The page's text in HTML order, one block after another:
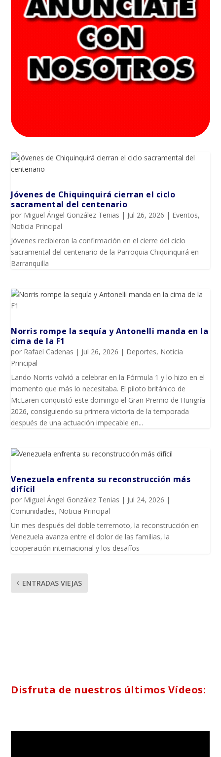
Jóvenes de Chiquinquirá cierran el ciclo
sacramental del centenario
por Miguel Ángel González Tenias | Jul 26, 2026 | Eventos,
Noticia Principal
Jóvenes recibieron la confirmación en el cierre del ciclo
sacramental del centenario de la Parroquia Chiquinquirá en
Barranquilla
Norris rompe la sequía y Antonelli manda en la
cima de la F1
por Rafael Cadenas | Jul 26, 2026 | Deportes, Noticia
Principal
Lando Norris volvió a celebrar en la Fórmula 1 y lo hizo en el
momento que más lo necesitaba. El piloto británico de
McLaren conquistó este domingo el Gran Premio de Hungría
2026, consiguiendo su primera victoria de la temporada
después de una actuación impecable en...
Venezuela enfrenta su reconstrucción más
difícil
por Miguel Ángel González Tenias | Jul 24, 2026 |
Comunidades, Noticia Principal
Un mes después del doble terremoto, la reconstrucción en
Venezuela avanza entre el dolor de las familias, la
cooperación internacional y los desafíos
ENTRADAS VIEJAS
Disfruta de nuestros últimos Vídeos: